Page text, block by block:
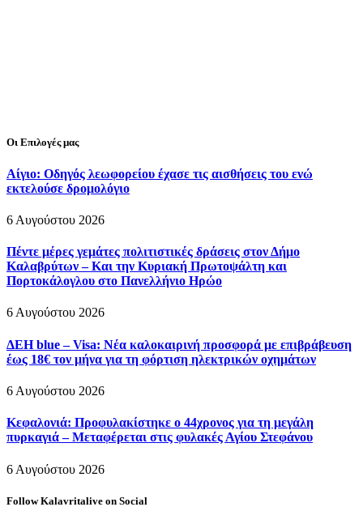
Οι Επιλογές μας
Αίγιο: Οδηγός λεωφορείου έχασε τις αισθήσεις του ενώ
εκτελούσε δρομολόγιο
6 Αυγούστου 2026
Πέντε μέρες γεμάτες πολιτιστικές δράσεις στον Δήμο
Καλαβρύτων – Και την Κυριακή Πρωτοψάλτη και
Πορτοκάλογλου στο Πανελλήνιο Ηρώο
6 Αυγούστου 2026
ΔΕΗ blue – Visa: Νέα καλοκαιρινή προσφορά με επιβράβευση
έως 18€ τον μήνα για τη φόρτιση ηλεκτρικών οχημάτων
6 Αυγούστου 2026
Κεφαλονιά: Προφυλακίστηκε ο 44χρονος για τη μεγάλη
πυρκαγιά – Μεταφέρεται στις φυλακές Αγίου Στεφάνου
6 Αυγούστου 2026
Follow Kalavritalive on Social